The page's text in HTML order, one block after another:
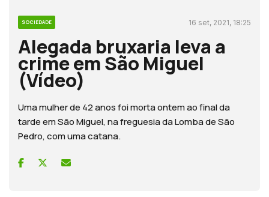
SOCIEDADE 16 set, 2021, 18:25
Alegada bruxaria leva a
crime em São Miguel
(Vídeo)
Uma mulher de 42 anos foi morta ontem ao final da
tarde em São Miguel, na freguesia da Lomba de São
Pedro, com uma catana.